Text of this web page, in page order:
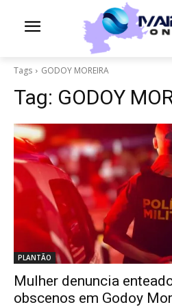
Tags GODOY MOREIRA
Tag: GODOY
PLANTÃO
Mulher denuncia
obscenos em Godoy